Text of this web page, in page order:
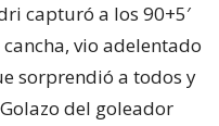
capturó a los 90+5′
vio adelentado
sorprendió a todos y
del goleador